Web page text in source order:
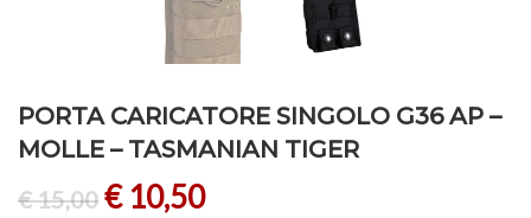
PORTA CARICATORE SINGOLO G36 AP –
MOLLE – TASMANIAN TIGER
€15,00 €10,50